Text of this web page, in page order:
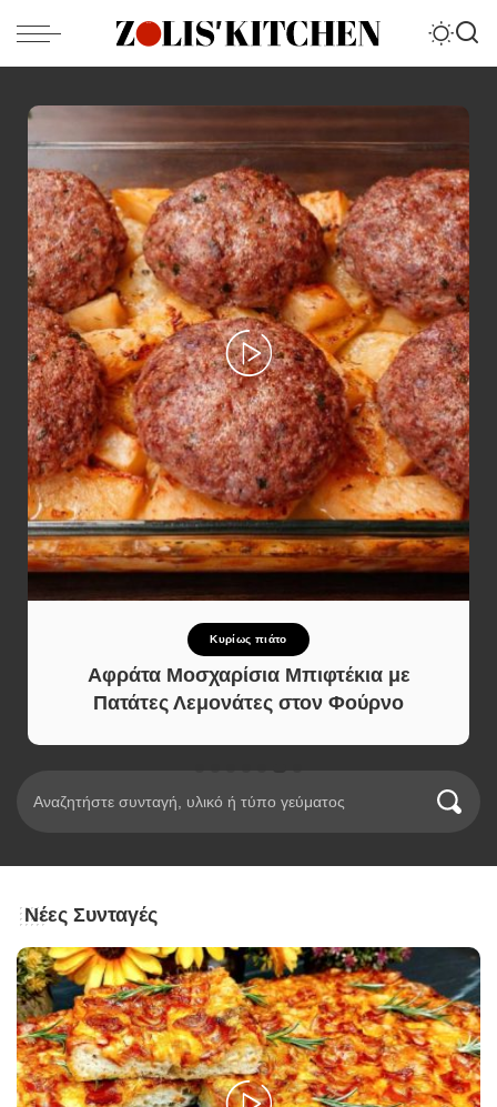
Κυρίως πιάτο
Αφράτα Μοσχαρίσια Μπιφτέκια με
Πατάτες Λεμονάτες στον Φούρνο
Νέες Συνταγές